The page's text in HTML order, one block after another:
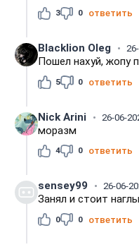
3 0 ответить
Blacklion Oleg
Пошел нахуй, жопу
5 0 ответить
Nick Arini 26-06-
моразм
4 0 ответить
sensey99 26-06-
Занял и стоит
0 0 ответить